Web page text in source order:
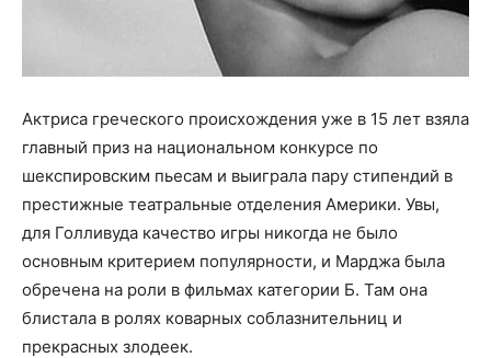
Актриса греческого происхождения уже в 15 лет взяла
главный приз на национальном конкурсе по
шекспировским пьесам и выиграла пару стипендий в
престижные театральные отделения Америки. Увы,
для Голливуда качество игры никогда не было
основным критерием популярности, и Марджа была
обречена на роли в фильмах категории Б. Там она
блистала в ролях коварных соблазнительниц и
прекрасных злодеек.